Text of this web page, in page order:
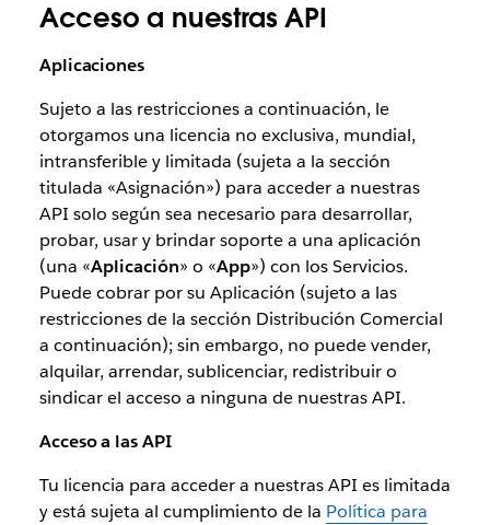
Acceso a nuestras API
Aplicaciones
Sujeto a las restricciones a continuación, le
otorgamos una licencia no exclusiva, mundial,
intransferible y limitada (sujeta a la sección
titulada «Asignación») para acceder a nuestras
API solo según sea necesario para desarrollar,
probar, usar y brindar soporte a una aplicación
(una «Aplicación» o «App») con los Servicios.
Puede cobrar por su Aplicación (sujeto a las
restricciones de la sección Distribución Comercial
a continuación); sin embargo, no puede vender,
alquilar, arrendar, sublicenciar, redistribuir o
sindicar el acceso a ninguna de nuestras API.
Acceso a las API
Tu licencia para acceder a nuestras API es limitada
y está sujeta al cumplimiento de la Política para